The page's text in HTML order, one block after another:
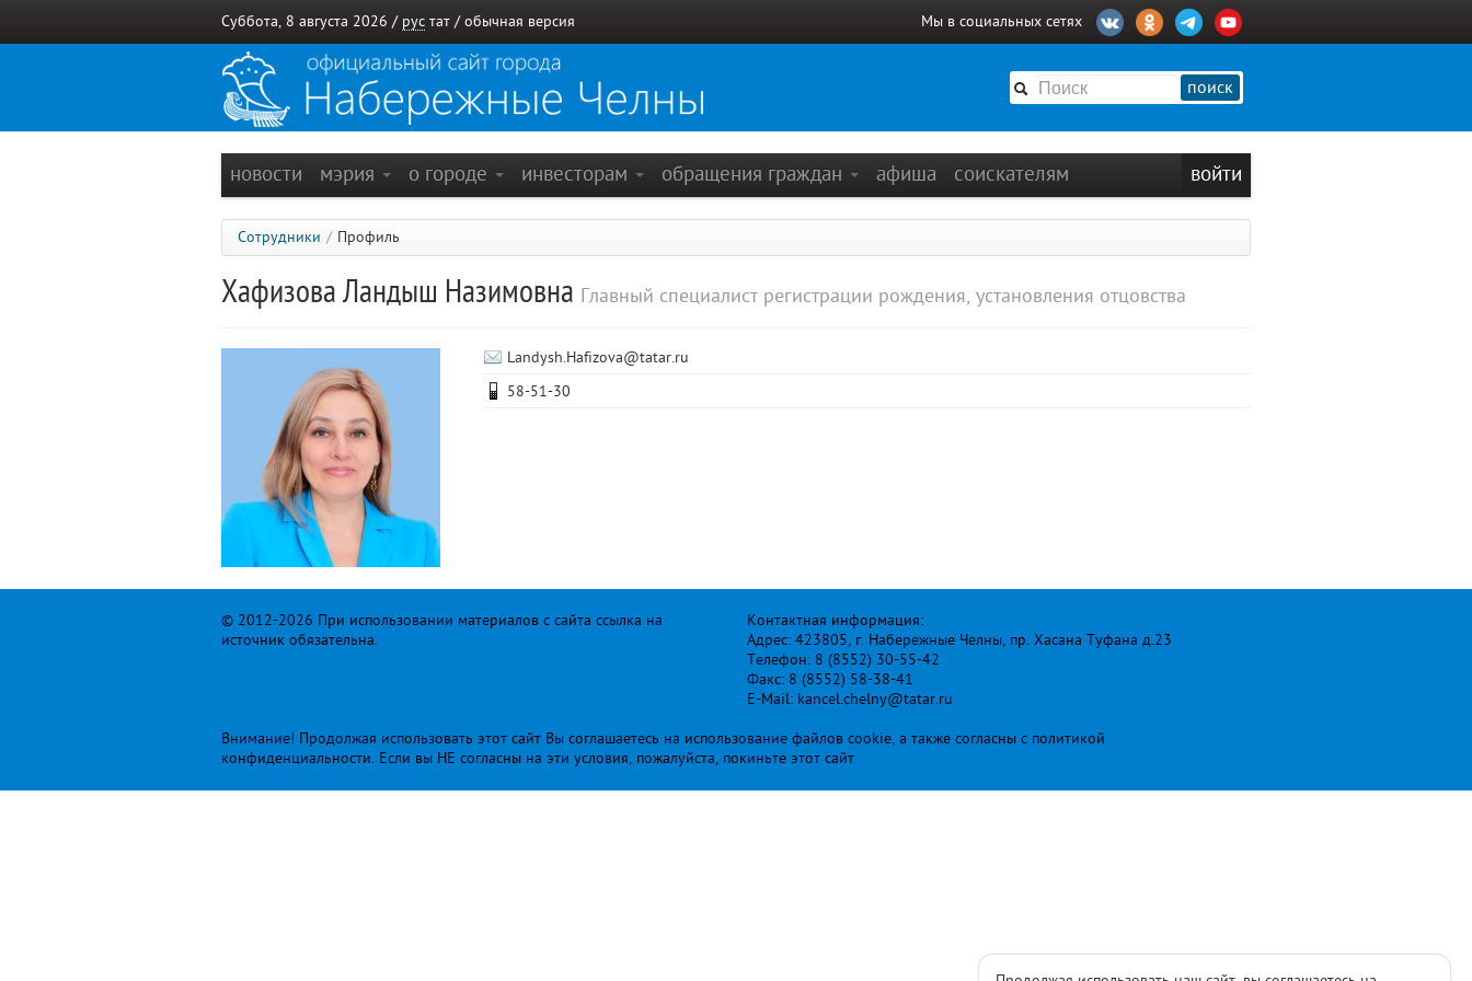
Суббота, 8 августа 2026 / рус тат / обычная версия Мы в социальных сетях
поиск
новости мэрия о городе инвесторам обращения граждан афиша соискателям войти
Сотрудники / Профиль
Хафизова Ландыш Назимовна Главный специалист регистрации рождения, установления отцовства
Landysh.Hafizova@tatar.ru
58-51-30
© 2012-2026 При использовании материалов с сайта ссылка на
источник обязательна.
Контактная информация:
Адрес: 423805, г. Набережные Челны, пр. Хасана Туфана д.23
Телефон: 8 (8552) 30-55-42
Факс: 8 (8552) 58-38-41
E-Mail: kancel.chelny@tatar.ru
Внимание! Продолжая использовать этот сайт Вы соглашаетесь на использование файлов cookie, а также согласны с политикой
конфиденциальности. Если вы НЕ согласны на эти условия, пожалуйста, покиньте этот сайт